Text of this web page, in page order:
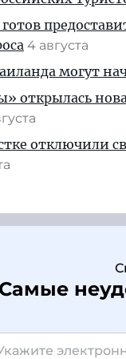
4 августа
могут
открылась
отключили
Самые